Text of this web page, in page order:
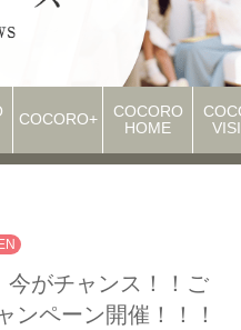
COCORO+
COCORO
HOME
今がチャンス！！ご
ンペーン開催！！！